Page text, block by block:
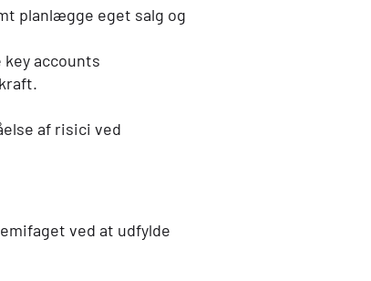
planlægge eget salg og
accounts
af risici ved
ved at udfylde